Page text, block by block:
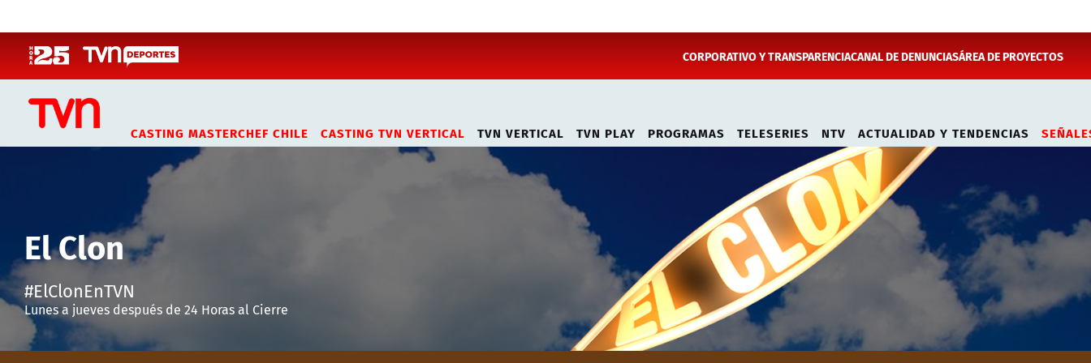
CORPORATIVO Y TRANSPARENCIACANAL DE DENUNCIASÁREA DE PROYECTOS
CASTING MASTERCHEF CHILE CASTING TVN VERTICAL TVN VERTICAL TVN PLAY PROGRAMAS TELESERIES NTV ACTUALIDAD Y TENDENCIAS
El Clon
#ElClonEnTVN
Lunes a jueves después de 24 Horas al Cierre